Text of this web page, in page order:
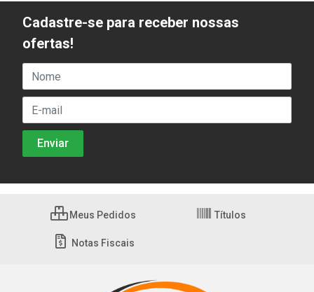
Cadastre-se para receber nossas
ofertas!
Meus Pedidos Títulos
Notas Fiscais